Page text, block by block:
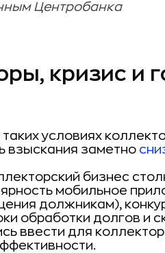
Центробанка
кризис и
условиях
взыскания заметно
бизнес
мобильное
должникам),
обработки долгов и
ввести для